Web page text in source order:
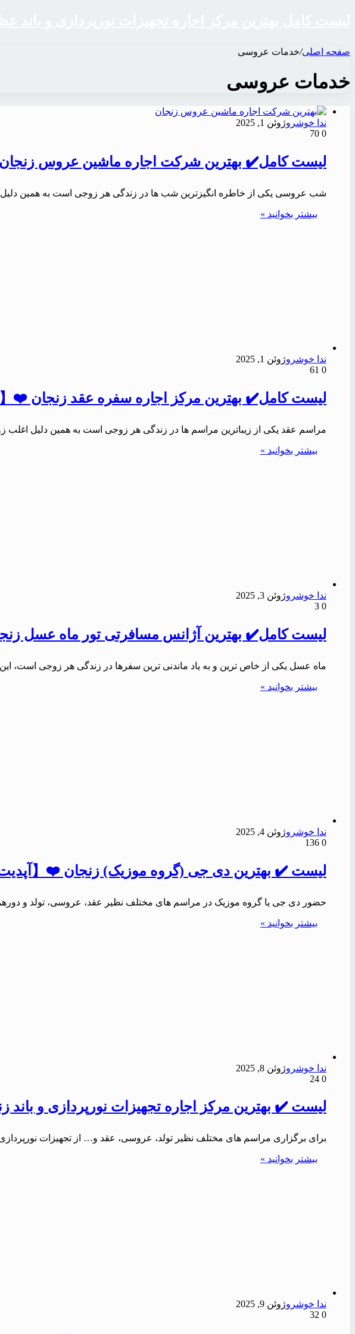
صفحه اصلی/خدمات عروسی
خدمات عروسی
ندا خوشروژوئن 1, 2025
0
لیست کامل✔️ بهترین شرکت اجاره ماشین عروس زنجان ❤️【
شب عروسی یکی از خاطره انگیزترین شب ها در زندگی هر زوجی است به همین
بیشتر بخوانید »
ندا خوشروژوئن 1, 2025
0
لیست کامل✔️ بهترین مرکز اجاره سفره عقد زنجان ❤️【آپدیت
مراسم عقد یکی از زیباترین مراسم ها در زندگی هر زوجی است به همین دلیل اغلب
بیشتر بخوانید »
ندا خوشروژوئن 3, 2025
0
لیست کامل✔️ بهترین آژانس مسافرتی تور ماه عسل زنجان ❤️
ماه عسل یکی از خاص ترین و به یاد ماندنی ترین سفرها در زندگی هر زوجی است،
بیشتر بخوانید »
ندا خوشروژوئن 4, 2025
0
لیست ✔️ بهترین دی جی (گروه موزیک) زنجان ❤️【آپدیت 1405
حضور دی جی یا گروه موزیک در مراسم های مختلف نظیر عقد، عروسی، تولد و
بیشتر بخوانید »
ندا خوشروژوئن 8, 2025
0
لیست ✔️ بهترین مرکز اجاره تجهیزات نورپردازی و باند
برای برگزاری مراسم های مختلف نظیر تولد، عروسی، عقد و… از تجهیزات
بیشتر بخوانید »
ندا خوشروژوئن 9, 2025
0